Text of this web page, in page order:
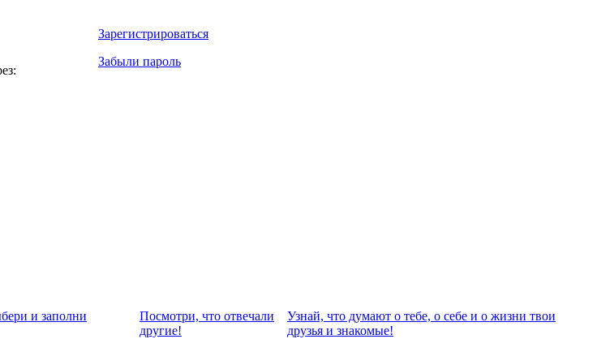
Зарегистрироваться
Забыли пароль
и заполни
Посмотри, что отвeчали
другие!
Узнай, что думают о тебе, о себе и о жизни твои
друзья и знакомые!